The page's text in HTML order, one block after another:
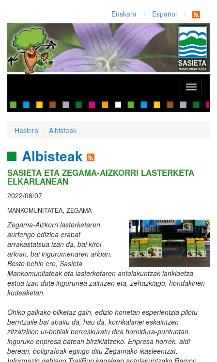
Euskara · Español ·
Toggle
Hasiera Albisteak
Albisteak
SASIETA ETA ZEGAMA-AIZKORRI LASTERKETA
ELKARLANEAN
2022/06/07
MANKOMUNITATEA, ZEGAMA
Zegama-Aizkorri lasterketaren
aurtengo edizioa erabat
arrakastatsua izan da, bai kirol
arloan, bai ingurumenaren arloan.
Beste behin ere, Sasieta
Mankomunitateak eta lasterketaren antolakuntzak lankidetza
estua izan dute ingurunea zaintzen eta, zehazkiago, hondakinen
kudeaketan.
Ohiko gaikako bilketaz gain, edizio honetan esperientzia pilotu
berritzaile bat abaitu da, hau da, korrikalariei eskaintzen
zitzaizkien ur-botilak berreskuratu dira hornidura-puntuetan,
inguruko enpresa batean birziklatzeko. Enpresa horrek, aldi
berean, boligrafoak egingo ditu Zegamako ikasleentzat.